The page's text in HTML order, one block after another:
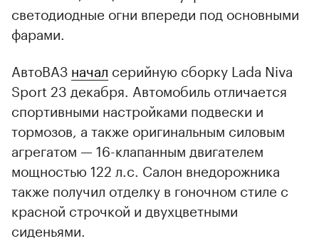
светодиодные огни впереди под основными
фарами.
АвтоВАЗ начал серийную сборку Lada Niva
Sport 23 декабря. Автомобиль отличается
спортивными настройками подвески и
тормозов, а также оригинальным силовым
агрегатом — 16-клапанным двигателем
мощностью 122 л.с. Салон внедорожника
также получил отделку в гоночном стиле с
красной строчкой и двухцветными
сиденьями.